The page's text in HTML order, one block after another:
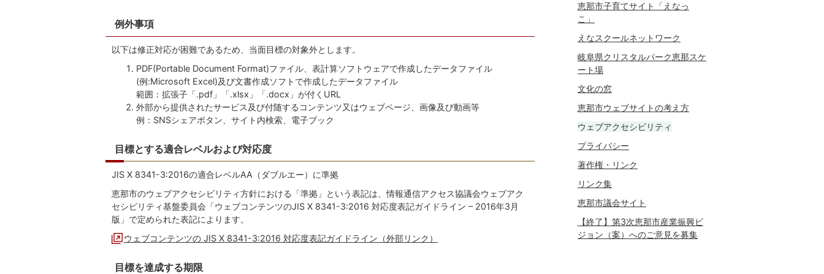
例外事項
以下は修正対応が困難であるため、当面目標の対象外とします。
PDF(Portable Document Format)ファイル、表計算ソフトウェアで作成したデータファイル
(例:Microsoft Excel)及び文書作成ソフトで作成したデータファイル
範囲：拡張子「.pdf」「.xlsx」「.docx」が付くURL
外部から提供されたサービス及び付随するコンテンツ又はウェブページ、画像及び動画等
例：SNSシェアボタン、サイト内検索、電子ブック
目標とする適合レベルおよび対応度
JIS X 8341-3:2016の適合レベルAA（ダブルエー）に準拠
恵那市のウェブアクセシビリティ方針における「準拠」という表記は、情報通信アクセス協議会ウェブアク
セシビリティ基盤委員会「ウェブコンテンツのJIS X 8341-3:2016 対応度表記ガイドライン – 2016年3月
版」で定められた表記によります。
ウェブコンテンツの JIS X 8341-3:2016 対応度表記ガイドライン（外部リンク）
目標を達成する期限
恵那市子育てサイト「えなっ
こ」
えなスクールネットワーク
岐阜県クリスタルパーク恵那スケ
ート場
文化の窓
恵那市ウェブサイトの考え方
ウェブアクセシビリティ
プライバシー
著作権・リンク
リンク集
恵那市議会サイト
【終了】第3次恵那市産業振興ビ
ジョン（案）へのご意見を募集